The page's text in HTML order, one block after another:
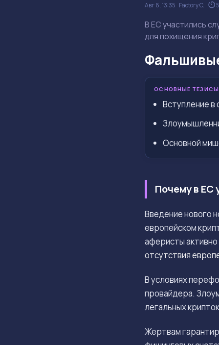
Авг 6, 13:35 Factory C.
В ЕС участились
для похищения
ОСНОВНЫЕ ТЕЗИСЫ
Вступление в
Основной
Почему в ЕС
Введение нового
европейском
аферисты
отсутствия
В условиях
провайдера.
легальных
Жертвам